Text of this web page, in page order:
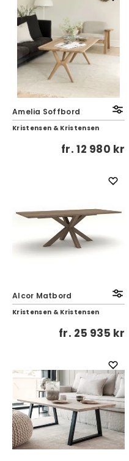
Amelia Soffbord
Kristensen & Kristensen
fr.12 980 kr
Alcor Matbord
Kristensen & Kristensen
fr. 25 935 kr